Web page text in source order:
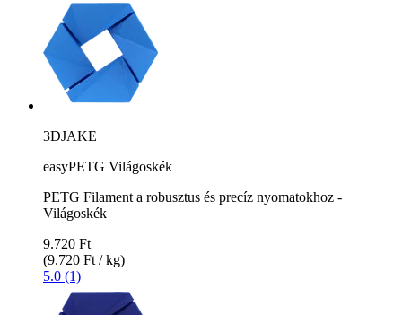
3DJAKE
easyPETG Világoskék
PETG Filament a robusztus és precíz nyomatokhoz -
Világoskék
9.720 Ft
(9.720 Ft / kg)
5.0 (1)